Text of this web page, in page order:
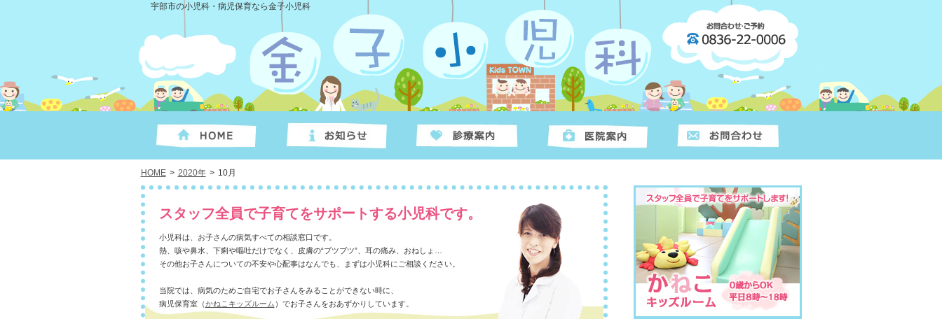
宇部市の小児科・病児保育なら金子小児科
HOME > 2020年 > 10月
スタッフ全員で子育てをサポートする小児科です。
小児科は、お子さんの病気すべての相談窓口です。
熱、咳や鼻水、下痢や嘔吐だけでなく、皮膚の“ブツブツ”、耳の痛み、おねしょ…
その他お子さんについての不安や心配事はなんでも、まずは小児科にご相談ください。
当院では、病気のためご自宅でお子さんをみることができない時に、
病児保育室（かねこキッズルーム ）でお子さんをおあずかりしています。